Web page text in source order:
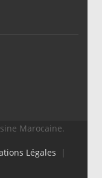
Marocaine.
Légales |